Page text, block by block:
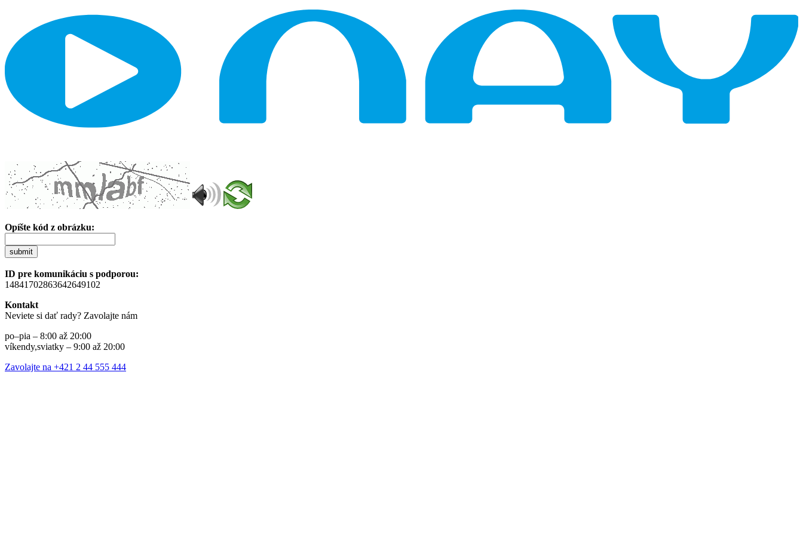
Opíšte kód z obrázku:
submit
ID pre komunikáciu s podporou:
14841702863642649102
Kontakt
Neviete si dať rady? Zavolajte nám
po–pia – 8:00 až 20:00
víkendy,sviatky – 9:00 až 20:00
Zavolajte na +421 2 44 555 444